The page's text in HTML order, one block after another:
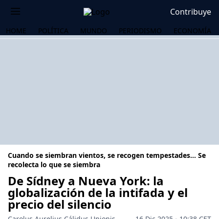
Contribuye
HOME POLÍTICA MUNDO PERIODISMO ECONOMÍA
Cuando se siembran vientos, se recogen tempestades… Se
recolecta lo que se siembra
De Sídney a Nueva York: la
globalización de la intifada y el
precio del silencio